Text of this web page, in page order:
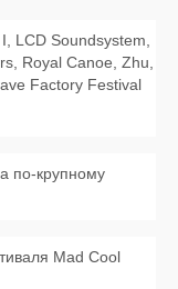
LCD Soundsystem,
Royal Canoe, Zhu,
Factory Festival
по-крупному
Mad Cool